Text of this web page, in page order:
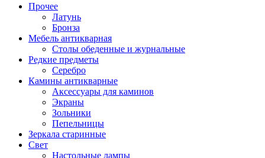
Прочее
Латунь
Бронза
Мебель антикварная
Столы обеденные и журнальные
Редкие предметы
Серебро
Камины антикварные
Аксессуары для каминов
Экраны
Зольники
Пепельницы
Зеркала старинные
Свет
Настольные лампы